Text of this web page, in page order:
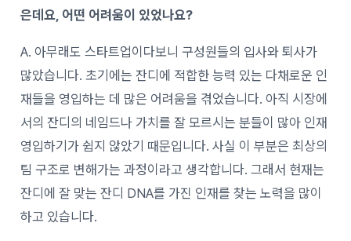
은데요, 어떤 어려움이 있었나요?
A. 아무래도 스타트업이다보니 구성원들의 입사와 퇴사가
많았습니다. 초기에는 잔디에 적합한 능력 있는 다채로운 인
재들을 영입하는 데 많은 어려움을 겪었습니다. 아직 시장에
서의 잔디의 네임드나 가치를 잘 모르시는 분들이 많아 인재
영입하기가 쉽지 않았기 때문입니다. 사실 이 부분은 최상의
팀 구조로 변해가는 과정이라고 생각합니다. 그래서 현재는
잔디에 잘 맞는 잔디 DNA를 가진 인재를 찾는 노력을 많이
하고 있습니다.